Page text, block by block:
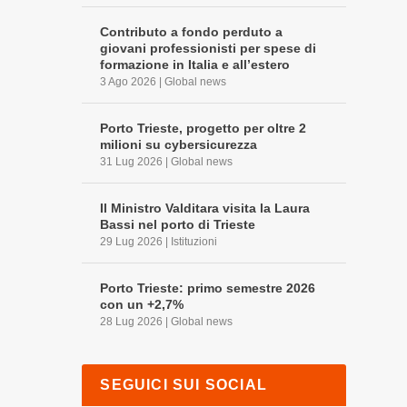
Contributo a fondo perduto a
giovani professionisti per spese di
formazione in Italia e all’estero
3 Ago 2026 |Global news
Porto Trieste, progetto per oltre 2
milioni su cybersicurezza
31 Lug 2026 |Global news
Il Ministro Valditara visita la Laura
Bassi nel porto di Trieste
29 Lug 2026 Istituzioni
Porto Trieste: primo semestre 2026
con un +2,7%
28 Lug 2026 |Global news
SEGUICI SUI SOCIAL